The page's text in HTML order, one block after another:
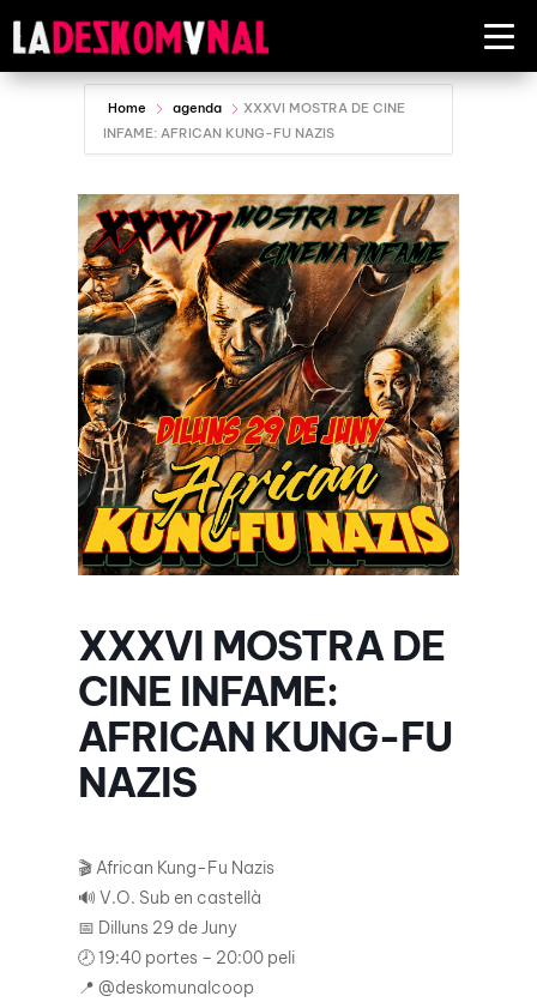
Home agenda
XXXVI MOSTRA DE CINE
INFAME: AFRICAN KUNG-FU NAZIS
XXXVI MOSTRA DE
CINE INFAME:
AFRICAN KUNG-FU
NAZIS
🎬 African Kung-Fu Nazis
🔊 V.O. Sub en castellà
📅 Dilluns 29 de Juny
🕗 19:40 portes – 20:00 peli
📍 @deskomunalcoop